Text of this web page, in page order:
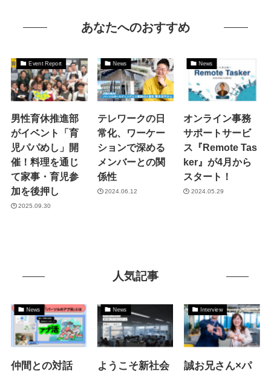
あなたへのおすすめ
Event Report
男性育休推進部
がイベント「育
児パパめし」開
催！料理を通じ
て家事・育児参
加を後押し
2025.09.30
News
テレワークの日
常化、ワーケー
ションで深める
メンバーとの関
係性
2024.06.12
News
オンライン事務
サポートサービ
ス『Remote Tas
ker』が4月から
スタート！
2024.05.29
人気記事
News
仲間との対話
News
ようこそ新社会
Interview
誠お兄さん×パ